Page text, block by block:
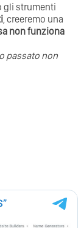
gli strumenti
, creeremo una
non funziona
passato non